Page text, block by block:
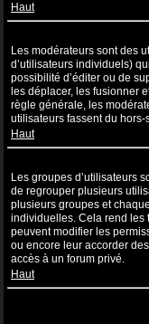
Haut
Les modérateurs sont des
d’utilisateurs individuels)
possibilité d’éditer ou de
les déplacer, les fusionner
règle générale, les
utilisateurs fassent du
Haut
Les groupes d’utilisateurs
de regrouper plusieurs
plusieurs groupes et
individuelles. Cela rend les
peuvent modifier les
ou encore leur accorder
accès à un forum privé.
Haut